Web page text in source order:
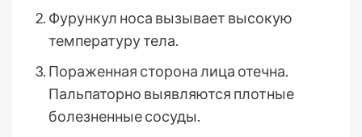
Фурункул носа вызывает высокую
температуру тела.
Пораженная сторона лица отечна.
Пальпаторно выявляются плотные
болезненные сосуды.